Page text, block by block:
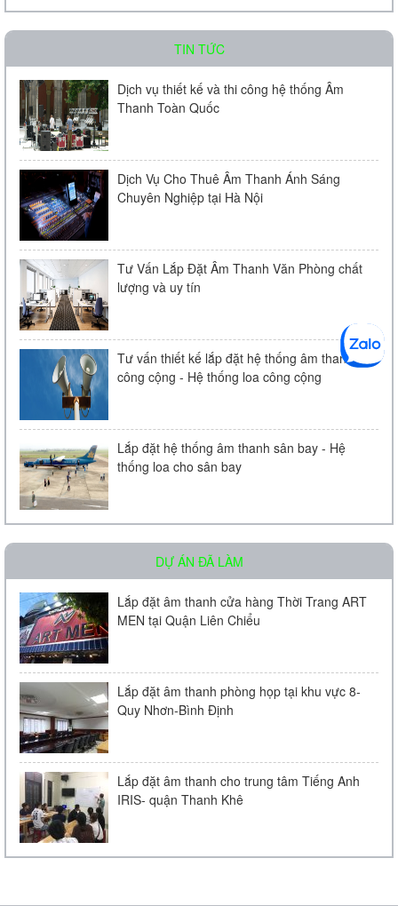
Amply chia 2 vùng KAC - J60D
Liên hệ
Loa âm trần KAC - 104 | Chính Hãng
Liên hệ
Micro Bosch LBC 2900/20
Liên hệ
Loa âm trần Bose FreeSpace DS 16F
TIN TỨC
Dịch vụ thiết kế và thi công hệ thống Âm
Thanh Toàn Quốc
Dịch Vụ Cho Thuê Âm Thanh Ánh Sáng
Chuyên Nghiệp tại Hà Nội
Tư Vấn Lắp Đặt Âm Thanh Văn Phòng chất
lượng và uy tín
Tư vấn thiết kế lắp đặt hệ thống âm thanh
công cộng - Hệ thống loa công cộng
Lắp đặt hệ thống âm thanh sân bay - Hệ
thống loa cho sân bay
DỰ ÁN ĐÃ LÀM
Lắp đặt âm thanh cửa hàng Thời Trang ART
MEN tại Quận Liên Chiểu
Lắp đặt âm thanh phòng họp tại khu vực 8-
Quy Nhơn-Bình Định
Lắp đặt âm thanh cho trung tâm Tiếng Anh
IRIS- quận Thanh Khê